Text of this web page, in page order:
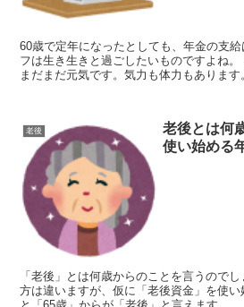
60歳で定年になったとしても、年金の支
フは生き生きと過ごしたいものですよね。 そもそも今どきの60代は
まだまだ元気です。気力も体力もあります
老後
老後とは何
使い始める
「老後」とは何歳からのことを言うのでしょうか。 人
方は違いますが、仮に「老後資金」を使